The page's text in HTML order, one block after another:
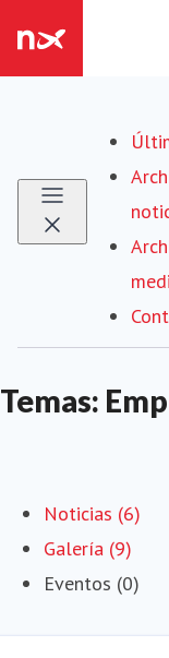
Temas:
Noticias (6)
Galería (9)
Eventos (0)